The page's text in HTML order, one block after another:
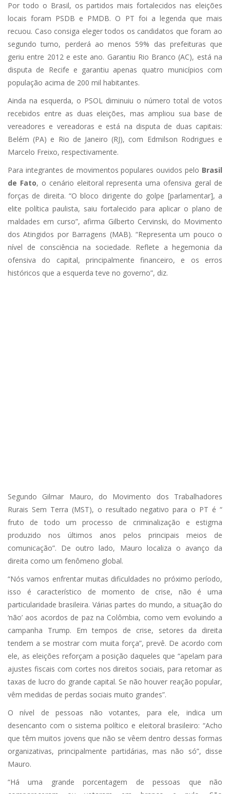
Por todo o Brasil, os partidos mais fortalecidos nas eleições
locais foram PSDB e PMDB. O PT foi a legenda que mais
recuou. Caso consiga eleger todos os candidatos que foram ao
segundo turno, perderá ao menos 59% das prefeituras que
geriu entre 2012 e este ano. Garantiu Rio Branco (AC), está na
disputa de Recife e garantiu apenas quatro municípios com
população acima de 200 mil habitantes.
Ainda na esquerda, o PSOL diminuiu o número total de votos
recebidos entre as duas eleições, mas ampliou sua base de
vereadores e vereadoras e está na disputa de duas capitais:
Belém (PA) e Rio de Janeiro (RJ), com Edmilson Rodrigues e
Marcelo Freixo, respectivamente.
Para integrantes de movimentos populares ouvidos pelo Brasil
de Fato, o cenário eleitoral representa uma ofensiva geral de
forças de direita. “O bloco dirigente do golpe [parlamentar], a
elite política paulista, saiu fortalecido para aplicar o plano de
maldades em curso”, afirma Gilberto Cervinski, do Movimento
dos Atingidos por Barragens (MAB). “Representa um pouco o
nível de consciência na sociedade. Reflete a hegemonia da
ofensiva do capital, principalmente financeiro, e os erros
históricos que a esquerda teve no governo”, diz.
Segundo Gilmar Mauro, do Movimento dos Trabalhadores
Rurais Sem Terra (MST), o resultado negativo para o PT é “
fruto de todo um processo de criminalização e estigma
produzido nos últimos anos pelos principais meios de
comunicação”. De outro lado, Mauro localiza o avanço da
direita como um fenômeno global.
“Nós vamos enfrentar muitas dificuldades no próximo período,
isso é característico de momento de crise, não é uma
particularidade brasileira. Várias partes do mundo, a situação do
‘não’ aos acordos de paz na Colômbia, como vem evoluindo a
campanha Trump. Em tempos de crise, setores da direita
tendem a se mostrar com muita força”, prevê. De acordo com
ele, as eleições reforçam a posição daqueles que “apelam para
ajustes fiscais com cortes nos direitos sociais, para retomar as
taxas de lucro do grande capital. Se não houver reação popular,
vêm medidas de perdas sociais muito grandes”.
O nível de pessoas não votantes, para ele, indica um
desencanto com o sistema político e eleitoral brasileiro: “Acho
que têm muitos jovens que não se vêem dentro dessas formas
organizativas, principalmente partidárias, mas não só”, disse
Mauro.
“Há uma grande porcentagem de pessoas que não